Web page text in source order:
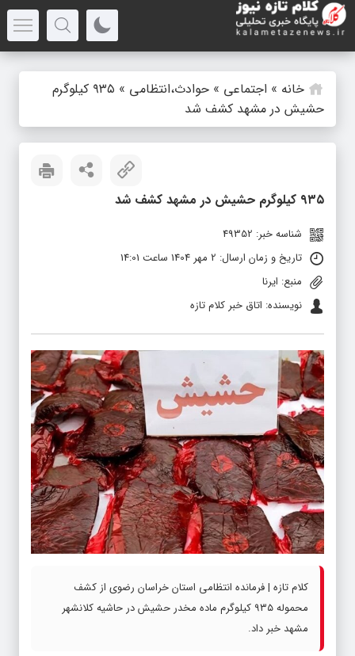
خانه » اجتماعی » حوادث،انتظامی »
۹۳۵ کیلوگرم
حشیش در مشهد کشف شد
۹۳۵ کیلوگرم حشیش در مشهد کشف شد
شناسه خبر: 49352
تاریخ و زمان ارسال: 2 مهر 1404 ساعت 14:01
منبع: ایرنا
نویسنده: اتاق خبر کلام تازه
کلام تازه | فرمانده انتظامی استان خراسان رضوی از کشف
محموله ۹۳۵ کیلوگرم ماده مخدر حشیش در حاشیه کلانشهر
مشهد خبر داد.